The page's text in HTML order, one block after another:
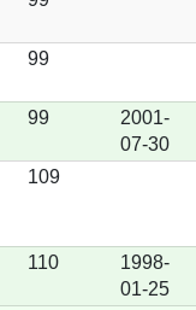
99
99
2001-
07-30
109
110
1998-
01-25